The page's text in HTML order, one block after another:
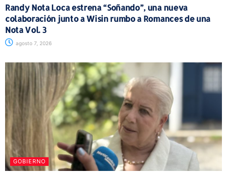
Randy Nota Loca estrena “Soñando”, una nueva
colaboración junto a Wisin rumbo a Romances de una
Nota Vol. 3
agosto 7, 2026
GOBIERNO